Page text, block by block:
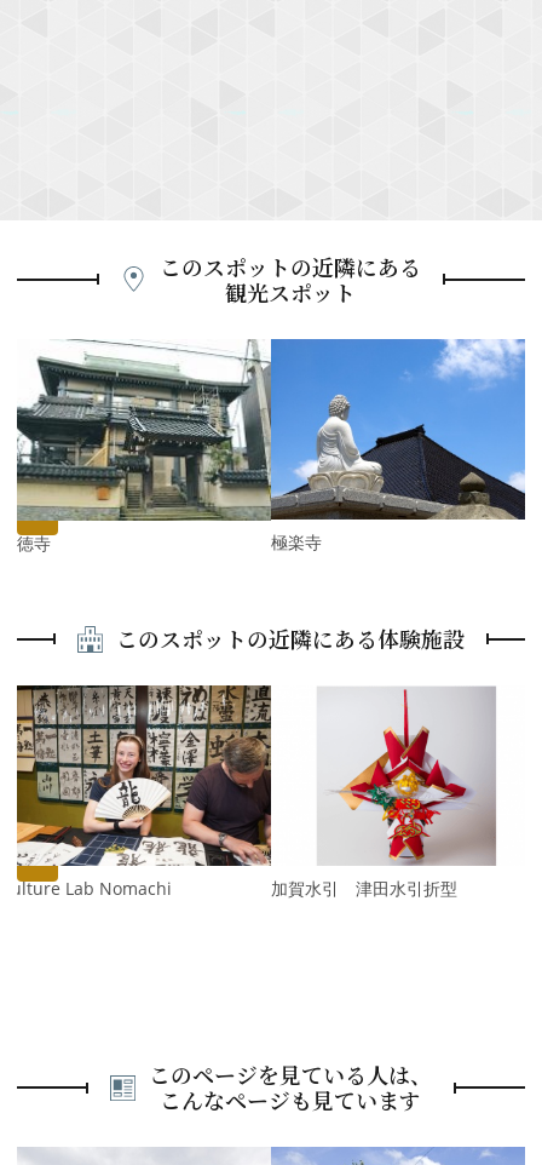
このスポットの近隣にある
観光スポット
P
e
v
i
o
u
s
常徳寺 極楽寺
t
このスポットの近隣にある体験施設
P
r
e
v
u
s
Culture Lab Nomachi 加賀水引 津田水引折型
このページを見ている人は、
こんなページも見ています